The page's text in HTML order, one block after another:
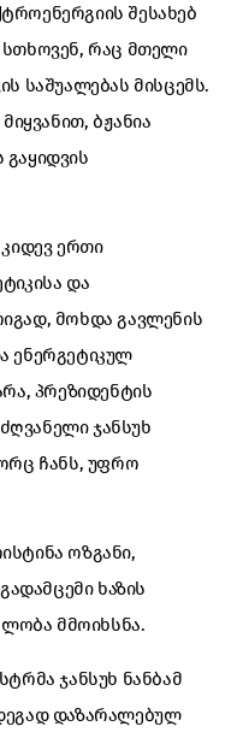
შესახებ
სთხოვენ, რაც მთელი
საშუალებას მისცემს.
ბჟანია
ერთი
და
მოხდა გავლენის
ენერგეტიკულ
პრეზიდენტის
ჯანსუხ
ჩანს, უფრო
ოზგანი,
ხაზის
მმოიხსნა.
ჯანსუხ ნანბამ
დაზარალებულ